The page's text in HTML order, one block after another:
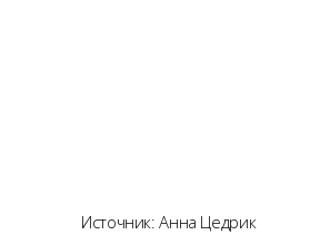
Источник: Анна Цедрик